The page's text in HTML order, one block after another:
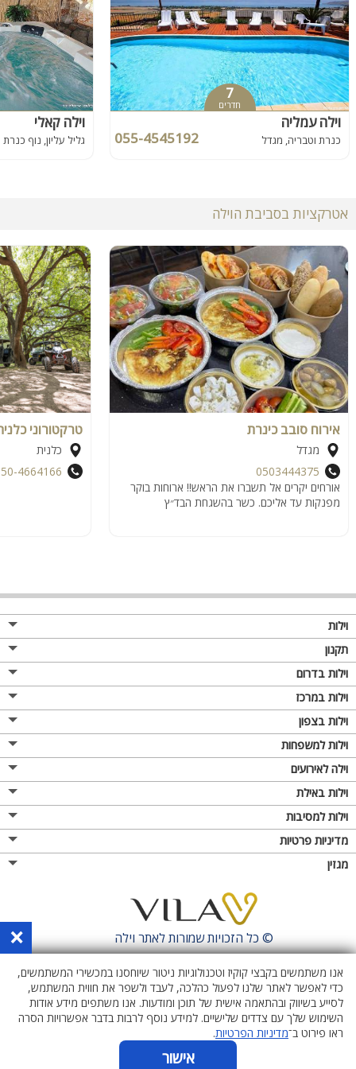
7
חדרים
וילה עמליה
כנרת וטבריה, מגדל 055-4545192
וילה קאלי
גליל עליון, נוף כנרת
אטרקציות בסביבת הוילה
אירוח סובב כינרת
מגדל
0503444375
אורחים יקרים אל תשברו את הראש!! ארוחות בוקר
מפנקות עד אליכם. כשר בהשגחת הבד״ץ
טרקטורוני
כלנית
4664166
וילות
תקנון
וילות בדרום
וילות במרכז
וילות בצפון
וילות למשפחות
וילה לאירועים
וילות באילת
וילות למסיבות
מדיניות פרטיות
מגזין
© כל הזכויות שמורות לאתרוילה ×
אנו משתמשים בקבצי קוקיז וטכנולוגיות ניטור שיוחסנו במכשירי המשתמשים,
כדי לאפשר לאתר שלנו לפעול כהלכה, לעבד ולשפר את חווית המשתמש,
לסייע בשיווק ובהתאמה אישית של תוכן ומודעות. אנו משתפים מידע אודות
השימוש שלך עם צדדים שלישיים. למידע נוסף לרבות בדבר אפשרויות הסרה
ראו פירוט ב־מדיניות הפרטיות.
אישור